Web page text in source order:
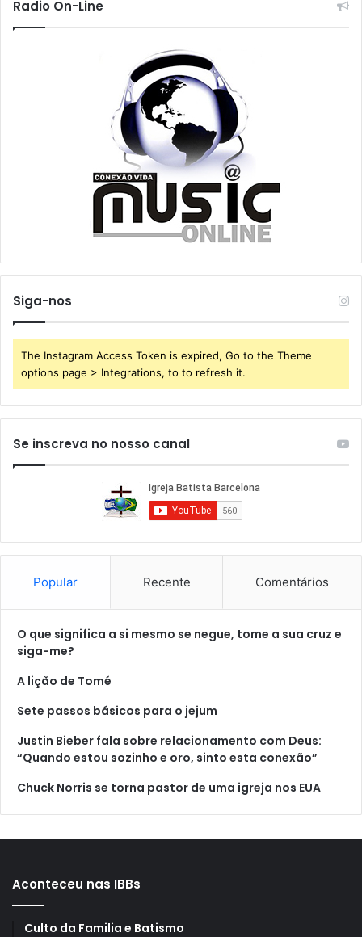
Radio On-Line
Siga-nos
The Instagram Access Token is expired, Go to the Theme
options page > Integrations, to to refresh it.
Se inscreva no nosso canal
Popular Recente Comentários
O que significa a si mesmo se negue, tome a sua cruz e
siga-me?
A lição de Tomé
Sete passos básicos para o jejum
Justin Bieber fala sobre relacionamento com Deus:
“Quando estou sozinho e oro, sinto esta conexão”
Chuck Norris se torna pastor de uma igreja nos EUA
Aconteceu nas IBBs
Culto da Familia e Batismo